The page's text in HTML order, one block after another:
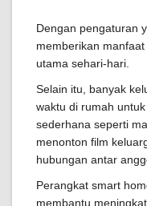
Dengan pengaturan
memberikan
utama sehari-hari.
Selain itu, banyak
waktu di rumah
sederhana seperti
menonton film
hubungan antar
Perangkat smart
membantu